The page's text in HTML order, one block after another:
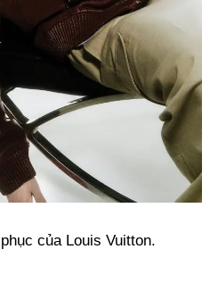
của Louis Vuitton.